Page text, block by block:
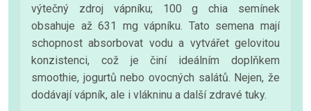
výtečný zdroj vápníku; 100 g chia semínek
obsahuje až 631 mg vápníku. Tato semena mají
schopnost absorbovat vodu a vytvářet gelovitou
konzistenci, což je činí ideálním doplňkem
smoothie, jogurtů nebo ovocných salátů. Nejen, že
dodávají vápník, ale i vlákninu a další zdravé tuky.